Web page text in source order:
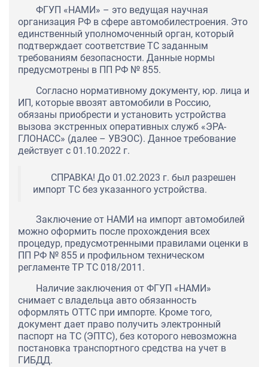
ФГУП «НАМИ» – это ведущая научная
организация РФ в сфере автомобилестроения. Это
единственный уполномоченный орган, который
подтверждает соответствие ТС заданным
требованиям безопасности. Данные нормы
предусмотрены в ПП РФ № 855.
Согласно нормативному документу, юр. лица и
ИП, которые ввозят автомобили в Россию,
обязаны приобрести и установить устройства
вызова экстренных оперативных служб «ЭРА-
ГЛОНАСС» (далее – УВЭОС). Данное требование
действует с 01.10.2022 г.
СПРАВКА! До 01.02.2023 г. был разрешен
импорт ТС без указанного устройства.
Заключение от НАМИ на импорт автомобилей
можно оформить после прохождения всех
процедур, предусмотренными правилами оценки в
ПП РФ № 855 и профильном техническом
регламенте ТР ТС 018/2011.
Наличие заключения от ФГУП «НАМИ»
снимает с владельца авто обязанность
оформлять ОТТС при импорте. Кроме того,
документ дает право получить электронный
паспорт на ТС (ЭПТС), без которого невозможна
постановка транспортного средства на учет в
ГИБДД.